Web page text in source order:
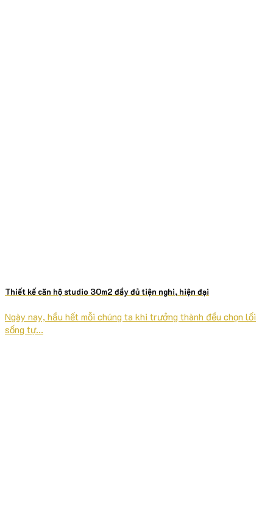
Thiết kế căn hộ studio 30m2 đầy đủ tiện nghi, hiện đại
Ngày nay, hầu hết mỗi chúng ta khi trưởng thành đều chọn lối
sống tự...